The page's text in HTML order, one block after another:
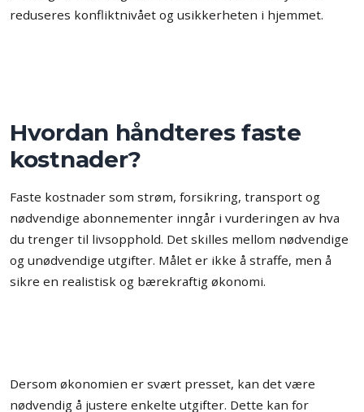
reduseres konfliktnivået og usikkerheten i hjemmet.
Hvordan håndteres faste
kostnader?
Faste kostnader som strøm, forsikring, transport og
nødvendige abonnementer inngår i vurderingen av hva
du trenger til livsopphold. Det skilles mellom nødvendige
og unødvendige utgifter. Målet er ikke å straffe, men å
sikre en realistisk og bærekraftig økonomi.
Dersom økonomien er svært presset, kan det være
nødvendig å justere enkelte utgifter. Dette kan for